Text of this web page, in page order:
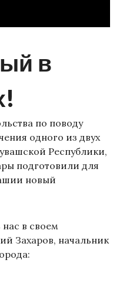
в
по поводу
одного из двух
Республики,
подготовили для
новый
в своем
Захаров, начальник